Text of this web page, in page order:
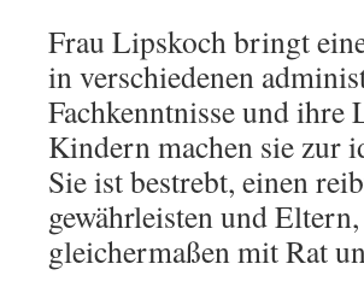
Frau Lipskoch bringt
in verschiedenen
Fachkenntnisse und
Kindern machen sie zur
Sie ist bestrebt, einen
gewährleisten und
gleichermaßen mit Rat